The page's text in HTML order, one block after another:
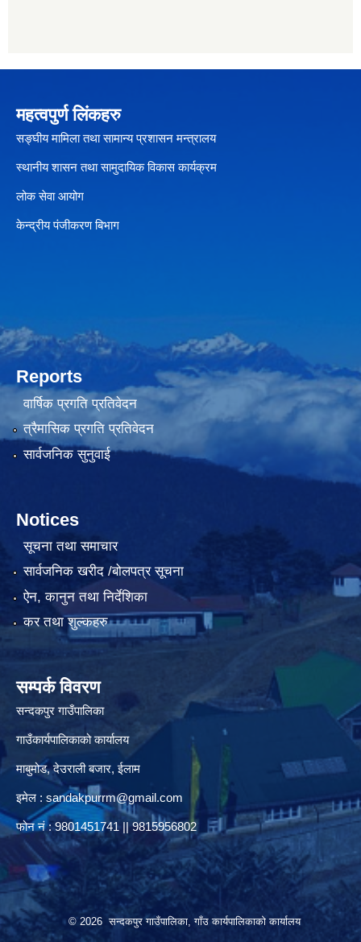
महत्वपुर्ण लिंकहरु
सङ्घीय मामिला तथा सामान्य प्रशासन मन्त्रालय
स्थानीय शासन तथा सामुदायिक विकास कार्यक्रम
लोक सेवा आयोग
केन्द्रीय पंजीकरण बिभाग
Reports
वार्षिक प्रगति प्रतिवेदन
त्रैमासिक प्रगति प्रतिवेदन
सार्वजनिक सुनुवाई
Notices
सूचना तथा समाचार
सार्वजनिक खरीद /बोलपत्र सूचना
ऐन, कानुन तथा निर्देशिका
कर तथा शुल्कहरु
सम्पर्क विवरण
सन्दकपुर गाउँपालिका
गाउँकार्यपालिकाको कार्यालय
माबुमोड, देउराली बजार, ईलाम
इमेल : sandakpurrm@gmail.com
फोन नं : 9801451741 || 9815956802
© 2026 सन्दकपुर गाउँपालिका, गाँउ कार्यपालिकाको कार्यालय